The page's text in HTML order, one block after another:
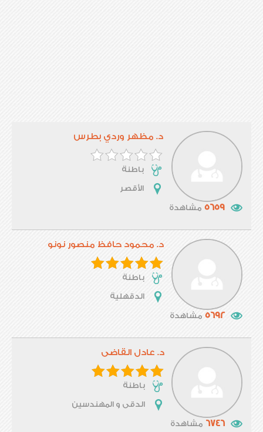
5659 مشاهدة
د. مظهر وردي بطرس
باطنة
الأقصر
5692 مشاهدة
د. محمود حافظ منصور نونو
باطنة
الدقهلية
6746 مشاهدة
د. عادل القاضى
باطنة
الدقى و المهندسين